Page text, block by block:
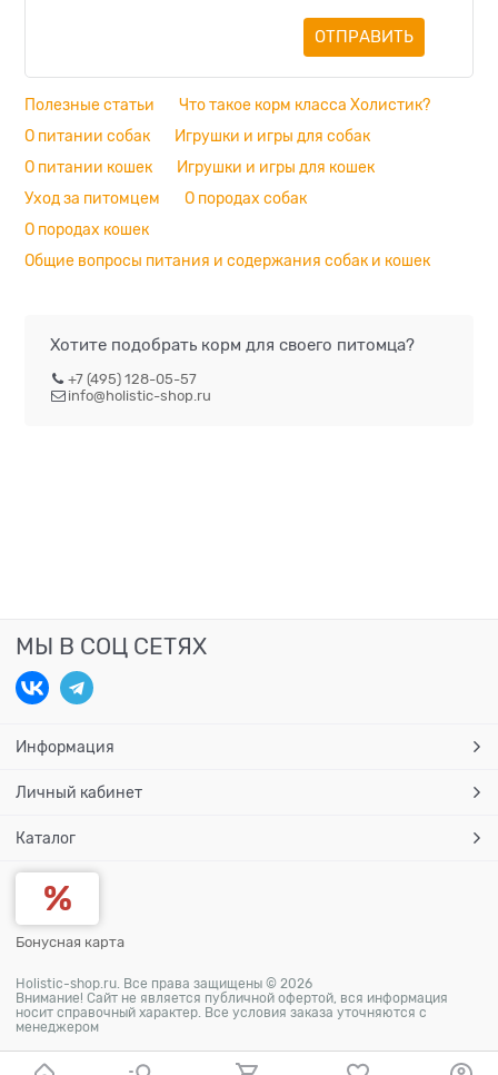
Полезные статьи
Что такое корм класса Холистик?
О питании собак
Игрушки и игры для собак
О питании кошек
Игрушки и игры для кошек
Уход за питомцем
О породах собак
О породах кошек
Общие вопросы питания и содержания собак и кошек
Хотите подобрать корм для своего питомца?
+7 (495) 128-05-57
info@holistic-shop.ru
МЫ В СОЦ СЕТЯХ
Информация
Личный кабинет
Каталог
Бонусная карта
Holistic-shop.ru. Все права защищены © 2026
Внимание! Сайт не является публичной офертой, вся информация
носит справочный характер. Все условия заказа уточняются с
менеджером